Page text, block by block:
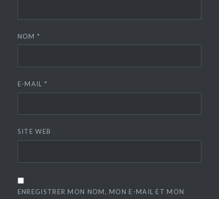
NOM*
E-MAIL *
SITE WEB
ENREGISTRER MON NOM, MON E-MAIL ET MON